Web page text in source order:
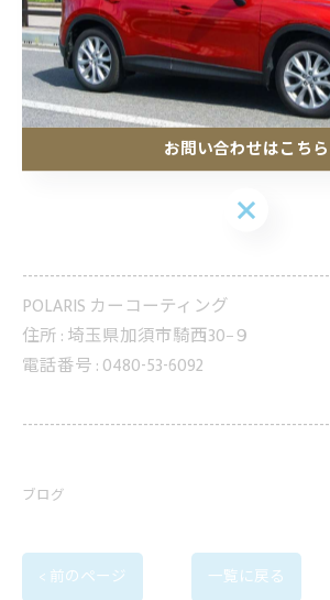
埼玉県北本市のカーコーティング専門
POLARIS カーコーティング
住所 :埼玉県加須市騎西30−９
電話番号 :0480-53-6092
ブログ
< 前のページ 一覧に戻る
お問い合わせはこちら
お問い合わせはこちら